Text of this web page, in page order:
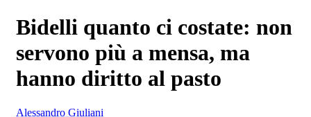
Bidelli quanto ci costate: non
servono più a mensa, ma
hanno diritto al pasto
Alessandro Giuliani